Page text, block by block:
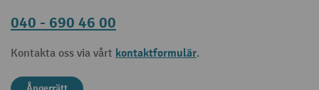
040 - 690 46 00
Kontakta oss via vårt kontaktformulär.